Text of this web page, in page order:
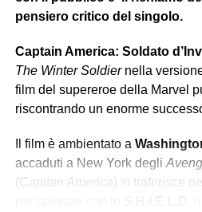
pensiero critico del singolo.
Captain America: Soldato
The Winter Soldiernella
film del supereroe della Marvel
riscontrando un enorme
Il film è ambientato a
accaduti a New York degli
(Capitan America) si traferisce